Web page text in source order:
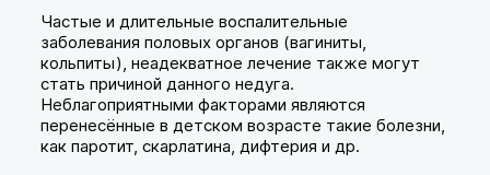
Частые и длительные воспалительные
заболевания половых органов (вагиниты,
кольпиты), неадекватное лечение также могут
стать причиной данного недуга.
Неблагоприятными факторами являются
перенесённые в детском возрасте такие болезни,
как паротит, скарлатина, дифтерия и др.